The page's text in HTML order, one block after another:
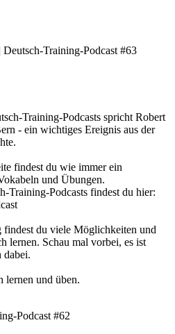
Training-Podcast #63
Training-Podcasts spricht Robert
- ein wichtiges Ereignis aus der
findest du wie immer ein